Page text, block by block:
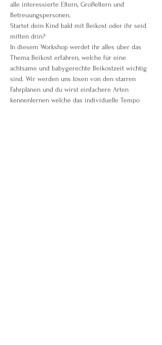
alle interessierte Eltern, Großeltern und
Betreuungspersonen.
Startet dein Kind bald mit Beikost oder ihr seid
mitten drin?
In diesem Workshop werdet ihr alles über das
Thema Beikost erfahren, welche für eine
achtsame und babygerechte Beikostzeit wichtig
sind. Wir werden uns lösen von den starren
Fahrplänen und du wirst einfachere Arten
kennenlernen welche das individuelle Tempo